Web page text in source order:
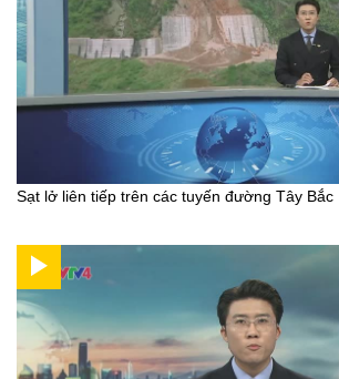
Sạt lở liên tiếp trên các tuyến đường Tây Bắc